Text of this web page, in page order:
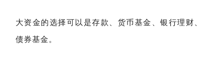
大资金的选择可以是存款、货币基金、银行理财、
债券基金。